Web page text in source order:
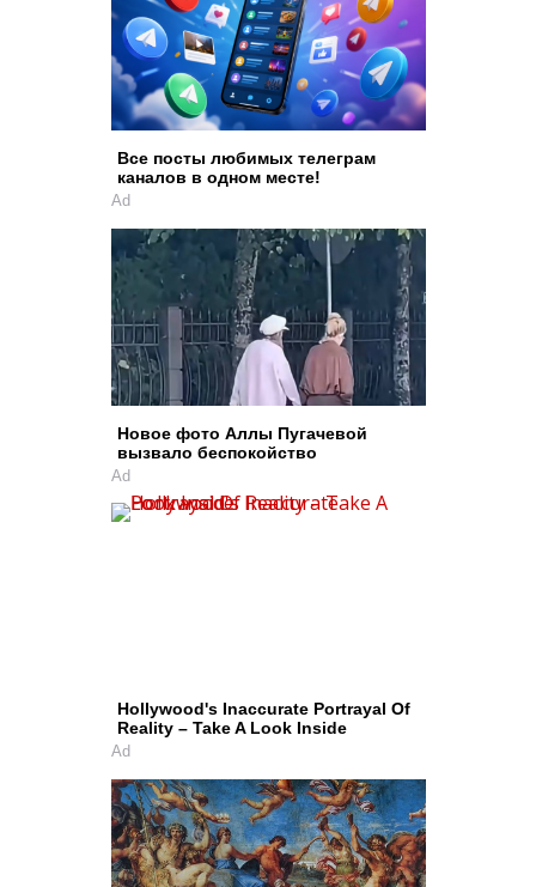
Все посты любимых телеграм
каналов в одном месте!
Ad
Новое фото Аллы Пугачевой
вызвало беспокойство
Ad
Hollywood's Inaccurate Portrayal Of
Reality – Take A Look Inside
Ad